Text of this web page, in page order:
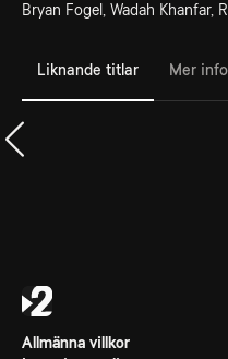
Bryan Fogel, Wadah Khanfar,
Liknande titlar Mer info
Allmänna villkor